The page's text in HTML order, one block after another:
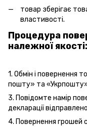
товар зберігає
властивості.
Процедура
належної якості:
1. Обмін і повернення
пошту» та
3. Повідомте намір
декларації
4. Повернення грошей